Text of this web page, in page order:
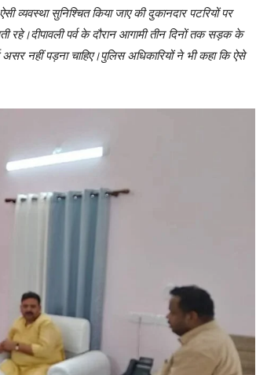
व्यवस्था सुनिश्चित किया जाए की दुकानदार पटरियों पर
पर्व के दौरान आगामी तीन दिनों तक सड़क के
नहीं पड़ना चाहिए।पुलिस अधिकारियों ने भी कहा कि ऐसे